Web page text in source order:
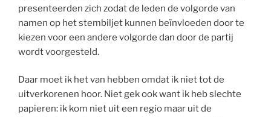
presenteerden zich zodat de leden de volgorde van
namen op het stembiljet kunnen beïnvloeden door te
kiezen voor een andere volgorde dan door de partij
wordt voorgesteld.
Daar moet ik het van hebben omdat ik niet tot de
uitverkorenen hoor. Niet gek ook want ik heb slechte
papieren: ik kom niet uit een regio maar uit de